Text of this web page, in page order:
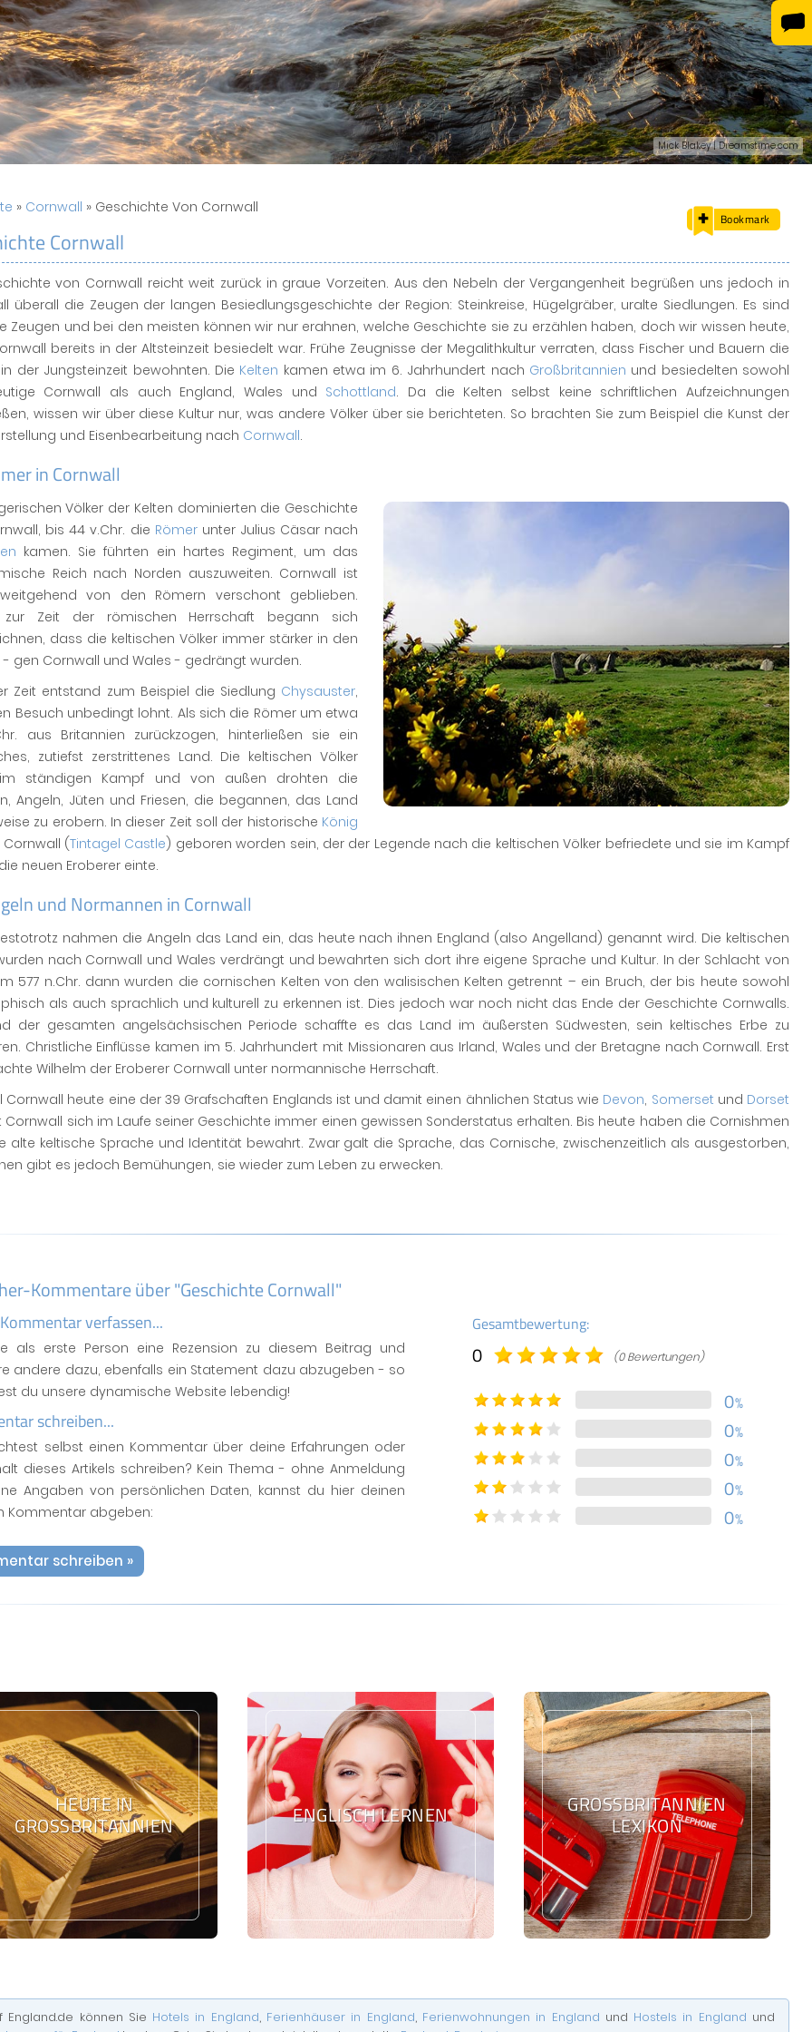
Mick Blakey | Dreamstime.com
Bookmark
» Cornwall » Geschichte Von Cornwall
Cornwall
von Cornwall reicht weit zurück in graue Vorzeiten. Aus den Nebeln der Vergangenheit begrüßen uns jedoch in
überall die Zeugen der langen Besiedlungsgeschichte der Region: Steinkreise, Hügelgräber, uralte Siedlungen. Es sind
Zeugen und bei den meisten können wir nur erahnen, welche Geschichte sie zu erzählen haben, doch wir wissen heute,
bereits in der Altsteinzeit besiedelt war. Frühe Zeugnisse der Megalithkultur verraten, dass Fischer und Bauern die
der Jungsteinzeit bewohnten. Die Kelten kamen etwa im 6. Jahrhundert nach Großbritannien und besiedelten sowohl
Cornwall als auch England, Wales und Schottland. Da die Kelten selbst keine schriftlichen Aufzeichnungen
wissen wir über diese Kultur nur, was andere Völker über sie berichteten. So brachten Sie zum Beispiel die Kunst der
und Eisenbearbeitung nach Cornwall.
in Cornwall
Völker der Kelten dominierten die Geschichte
bis 44 v.Chr. die Römerunter Julius Cäsar nach
kamen. Sie führten ein hartes Regiment, um das
Reich nach Norden auszuweiten. Cornwall ist
von den Römern verschont geblieben.
zur Zeit der römischen Herrschaft begann sich
dass die keltischen Völker immer stärker in den
- gen Cornwall und Wales - gedrängt wurden.
Zeit entstand zum Beispiel die Siedlung Chysauster,
Besuch unbedingt lohnt. Als sich die Römer um etwa
aus Britannien zurückzogen, hinterließen sie ein
zutiefst zerstrittenes Land. Die keltischen Völker
ständigen Kampf und von außen drohten die
Angeln, Jüten und Friesen, die begannen, das Land
zu erobern. In dieser Zeit soll der historische König
(Tintagel Castle) geboren worden sein, der der Legende nach die keltischen Völker befriedete und sie im Kampf
neuen Eroberer einte.
und Normannen in Cornwall
nahmen die Angeln das Land ein, das heute nach ihnen England (also Angelland) genannt wird. Die keltischen
nach Cornwall und Wales verdrängt und bewahrten sich dort ihre eigene Sprache und Kultur. In der Schlacht von
577 n.Chr. dann wurden die cornischen Kelten von den walisischen Kelten getrennt – ein Bruch, der bis heute sowohl
als auch sprachlich und kulturell zu erkennen ist. Dies jedoch war noch nicht das Ende der Geschichte Cornwalls.
der gesamten angelsächsischen Periode schaffte es das Land im äußersten Südwesten, sein keltisches Erbe zu
Christliche Einflüsse kamen im 5. Jahrhundert mit Missionaren aus Irland, Wales und der Bretagne nach Cornwall. Erst
Wilhelm der Eroberer Cornwall unter normannische Herrschaft.
Cornwall heute eine der 39 Grafschaften Englands ist und damit einen ähnlichen Status wie Devon, Somerset und Dorset
Cornwall sich im Laufe seiner Geschichte immer einen gewissen Sonderstatus erhalten. Bis heute haben die Cornishmen
alte keltische Sprache und Identität bewahrt. Zwar galt die Sprache, das Cornische, zwischenzeitlich als ausgestorben,
gibt es jedoch Bemühungen, sie wieder zum Leben zu erwecken.
Kommentare über "Geschichte Cornwall"
Gesamtbewertung:
0 (0 Bewertungen)
0%
0%
0%
0%
0%
verfassen...
als erste Person eine Rezension zu diesem Beitrag und
andere dazu, ebenfalls ein Statement dazu abzugeben - so
du unsere dynamische Website lebendig!
schreiben...
selbst einen Kommentar über deine Erfahrungen oder
dieses Artikels schreiben? Kein Thema - ohne Anmeldung
Angaben von persönlichen Daten, kannst du hier deinen
Kommentar abgeben:
schreiben »
HEUTE IN
GROSSBRITANNIEN ENGLISCH LERNEN GROSSBRITANNIEN L
EXIKON
England.de können Sie Hotels in England, Ferienhäuser in England, Ferienwohnungen in England und Hostels in England und